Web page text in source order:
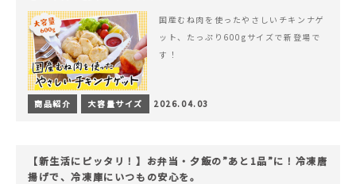
国産むね肉を使ったやさしいチキンナゲ
ット、たっぷり600gサイズで新登場で
す！
商品紹介 大容量サイズ 2026.04.03
【新生活にピッタリ！】お弁当・夕飯の”あと1品”に！冷凍唐
揚げで、冷凍庫にいつもの安心を。